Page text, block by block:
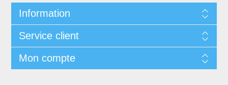
Information
Service client
Mon compte